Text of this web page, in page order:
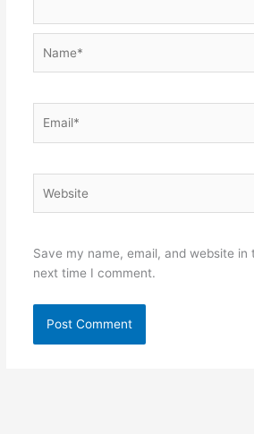
Save my name, email, and website in
next time I comment.